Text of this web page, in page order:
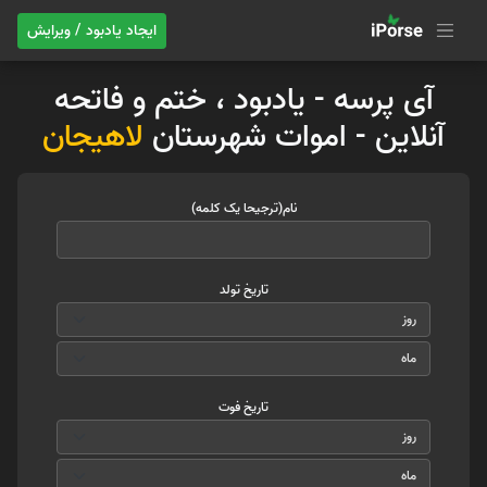
ایجاد یادبود / ویرایش
آی پرسه - یادبود ، ختم و فاتحه
آنلاین - اموات شهرستان لاهیجان
نام(ترجیحا یک کلمه)
تاریخ تولد
تاریخ فوت